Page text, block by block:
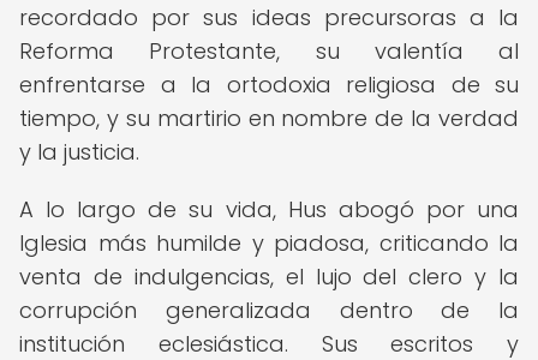
recordado por sus ideas precursoras a la
Reforma Protestante, su valentía al
enfrentarse a la ortodoxia religiosa de su
tiempo, y su martirio en nombre de la verdad
y la justicia.
A lo largo de su vida, Hus abogó por una
Iglesia más humilde y piadosa, criticando la
venta de indulgencias, el lujo del clero y la
corrupción generalizada dentro de la
institución eclesiástica. Sus escritos y